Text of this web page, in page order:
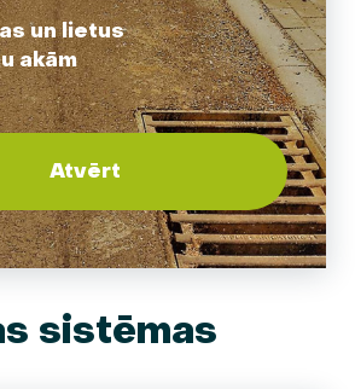
un lietus
akām
Atvērt
sistēmas